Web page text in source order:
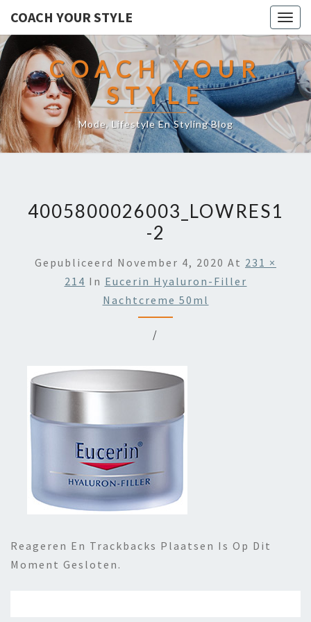
COACH YOUR STYLE
COACH YOUR
STYLE
Mode, Lifestyle En Styling Blog
4005800026003_LOWRES1
-2
Gepubliceerd November 4, 2020 At 231 ×
214 In Eucerin Hyaluron-Filler
Nachtcreme 50ml
/
Reageren En Trackbacks Plaatsen Is Op Dit
Moment Gesloten.